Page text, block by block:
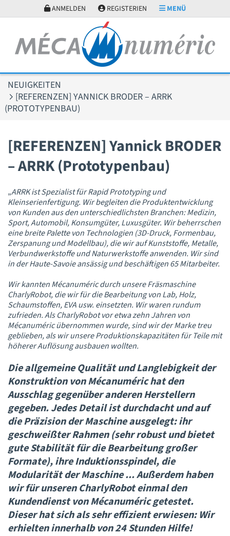
ANMELDEN REGISTERIEN MENÜ
NEUIGKEITEN
[REFERENZEN] YANNICK BRODER – ARRK
(PROTOTYPENBAU)
[REFERENZEN] Yannick BRODER
– ARRK (Prototypenbau)
„ARRK ist Spezialist für Rapid Prototyping und
Kleinserienfertigung. Wir begleiten die Produktentwicklung
von Kunden aus den unterschiedlichsten Branchen: Medizin,
Sport, Automobil, Konsumgüter, Luxusgüter. Wir beherrschen
eine breite Palette von Technologien (3D-Druck, Formenbau,
Zerspanung und Modellbau), die wir auf Kunststoffe, Metalle,
Verbundwerkstoffe und Naturwerkstoffe anwenden. Wir sind
in der Haute-Savoie ansässig und beschäftigen 65 Mitarbeiter.
Wir kannten Mécanuméric durch unsere Fräsmaschine
CharlyRobot, die wir für die Bearbeitung von Lab, Holz,
Schaumstoffen, EVA usw. einsetzten. Wir waren rundum
zufrieden. Als CharlyRobot vor etwa zehn Jahren von
Mécanuméric übernommen wurde, sind wir der Marke treu
geblieben, als wir unsere Produktionskapazitäten für Teile mit
höherer Auflösung ausbauen wollten.
Die allgemeine Qualität und Langlebigkeit der
Konstruktion von Mécanuméric hat den
Ausschlag gegenüber anderen Herstellern
gegeben. Jedes Detail ist durchdacht und auf
die Präzision der Maschine ausgelegt: ihr
geschweißter Rahmen (sehr robust und bietet
gute Stabilität für die Bearbeitung großer
Formate), ihre Induktionsspindel, die
Modularität der Maschine ... Außerdem haben
wir für unseren CharlyRobot einmal den
Kundendienst von Mécanuméric getestet.
Dieser hat sich als sehr effizient erwiesen: Wir
erhielten innerhalb von 24 Stunden Hilfe!
Cookie-Einstellungen